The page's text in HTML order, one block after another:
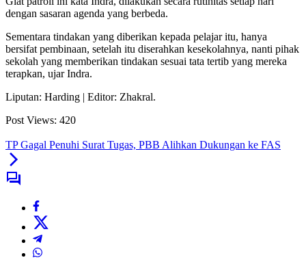
dengan sasaran agenda yang berbeda.
Sementara tindakan yang diberikan kepada pelajar itu, hanya
bersifat pembinaan, setelah itu diserahkan kesekolahnya, nanti pihak
sekolah yang memberikan tindakan sesuai tata tertib yang mereka
terapkan, ujar Indra.
Liputan: Harding | Editor: Zhakral.
Post Views: 420
TP Gagal Penuhi Surat Tugas, PBB Alihkan Dukungan ke FAS